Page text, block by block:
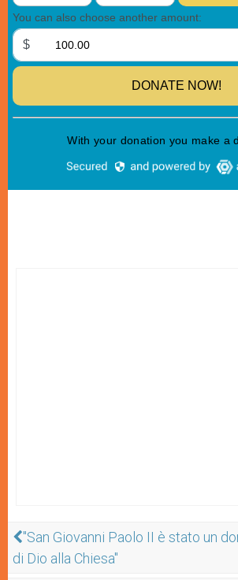
"San Giovanni Paolo II è stato un
di Dio alla Chiesa"